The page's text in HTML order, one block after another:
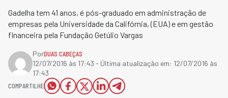
Gadelha tem 41 anos, é pós-graduado em administração de
empresas pela Universidade da Califórnia, (EUA) e em gestão
financeira pela Fundação Getúlio Vargas
PorDUAS CABEÇAS
12/07/2016 às 17:43 - Última atualização em: 12/07/2016 às
17:43
COMPARTILHE